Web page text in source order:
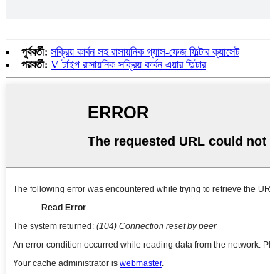
পূর্ববর্তী: সক্রিয় কার্বন সহ রাসায়নিক গ্যাস-ফেজ ফিল্টার ক্যাসেট
পরবর্তী: V টাইপ রাসায়নিক সক্রিয় কার্বন এয়ার ফিল্টার